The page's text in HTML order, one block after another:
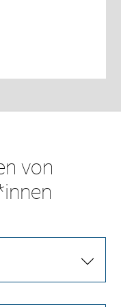
von